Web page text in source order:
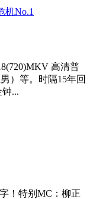
机No.1
高清普
）等。时隔15年回
...
！特别MC：柳正